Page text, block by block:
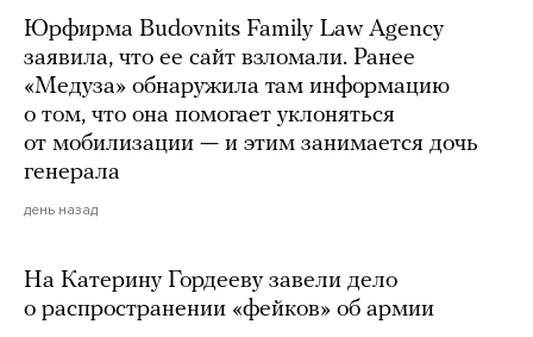
Юрфирма Budovnits Family Law Agency
заявила, что ее сайт взломали. Ранее
«Медуза» обнаружила там информацию
о том, что она помогает уклоняться
от мобилизации — и этим занимается дочь
генерала
день назад
На Катерину Гордееву завели дело
о распространении «фейков» об армии